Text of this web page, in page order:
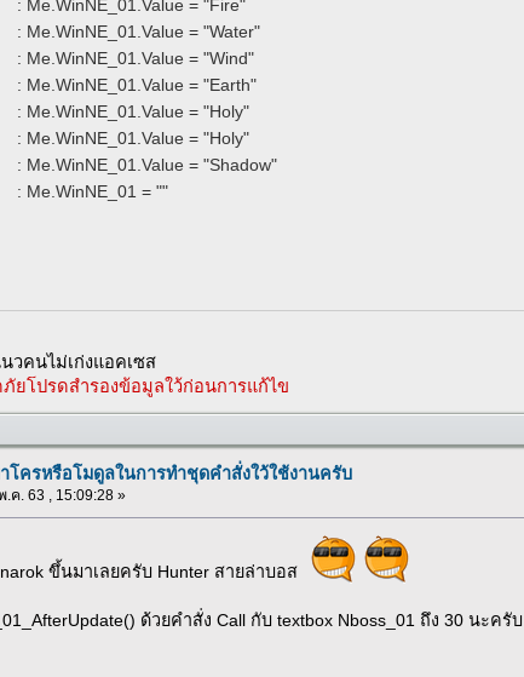
: Me.WinNE_01.Value = "Fire"
: Me.WinNE_01.Value = "Water"
: Me.WinNE_01.Value = "Wind"
: Me.WinNE_01.Value = "Earth"
: Me.WinNE_01.Value = "Holy"
: Me.WinNE_01.Value = "Holy"
: Me.WinNE_01.Value = "Shadow"
: Me.WinNE_01 = ""
วคนไม่เก่งแอคเซส
ยโปรดสำรองข้อมูลใว้ก่อนการแก้ไข
โครหรือโมดูลในการทำชุดคำสั่งใว้ใช้งานครับ
.ค. 63 , 15:09:28 »
ขึ้นมาเลยครับ Hunter สายล่าบอส
ด้วยคำสั่ง Call กับ textbox Nboss_01 ถึง 30 นะครับ